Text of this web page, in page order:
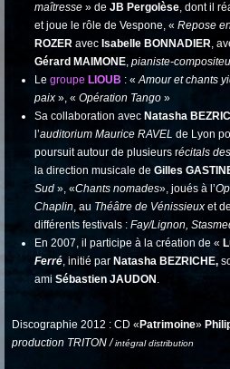
maîtresse » de JB Pergolèse, dont il
et joue le rôle de Vespone, « Repose
ROZER avec Isabelle BONNADIER,
Gérard MAIMONE, pianiste-
Le groupe LIOUB : « Amour et chants
paix », « Opération Tango »
Sa collaboration avec Natasha
l’auditorium Maurice RAVEL de Lyon
poursuit autour de plusieurs récitals
la direction musicale de Gilles
Sud », «Chants nomades», joués à l’
Chaplin, au Théâtre de Vénissieux et de
différents festivals : Fay/Lignon,
En 2007, il participe à la création de «
Ferré, initié par Natasha BEZRICHE,
ami Sébastien JAUDON .
Discographie 2012 : CD « Patrimoine»
production TRITON /intégral distribution